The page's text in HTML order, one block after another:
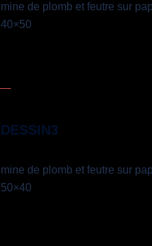
mine de plomb et feutre sur
40×50
DESSIN3
mine de plomb et feutre sur
50×40